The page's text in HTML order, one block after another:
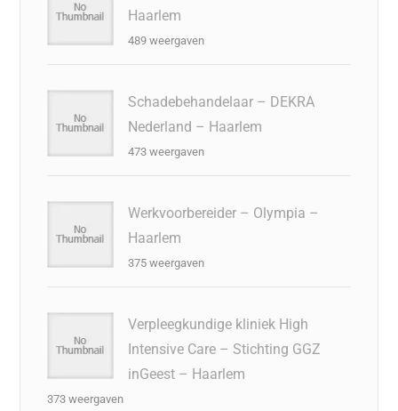
Haarlem
489 weergaven
Schadebehandelaar – DEKRA
Nederland – Haarlem
473 weergaven
Werkvoorbereider – Olympia –
Haarlem
375 weergaven
Verpleegkundige kliniek High
Intensive Care – Stichting GGZ
inGeest – Haarlem
373 weergaven